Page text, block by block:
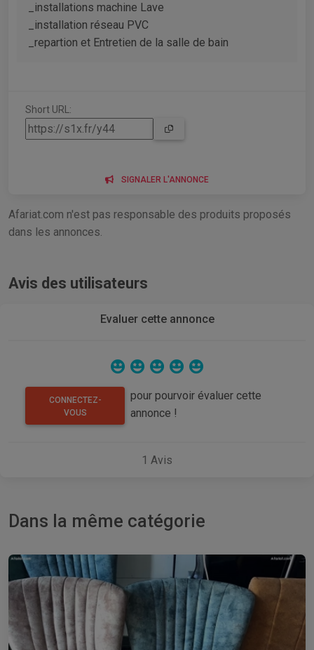
_installations machine Lave
_installation réseau PVC
_repartion et Entretien de la salle de bain
Short URL:
SIGNALER L'ANNONCE
Afariat.com n'est pas responsable des produits proposés
dans les annonces.
Avis des utilisateurs
Evaluer cette annonce
CONNECTEZ-
VOUS
pour pourvoir évaluer cette
annonce !
1 Avis
Dans la même catégorie